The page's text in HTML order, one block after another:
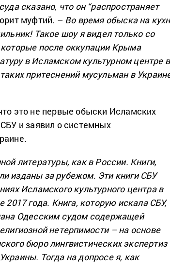
сказано, что он “распространяет
муфтий. –Во время обыска на
Такое шоу я видел только со
после оккупации Крыма
в Исламском культурном центре в
притеснений мусульман в
это не первые обыски Исламских
и заявил о системных
литературы, как в России. Книги,
изданы за рубежом. Эти книги СБУ
Исламского культурного центра в
года. Книга, которую искала СБУ,
Одесским судом содержащей
нетерпимости – на основе
бюро лингвистических экспертиз
Тогда на допросе я, как